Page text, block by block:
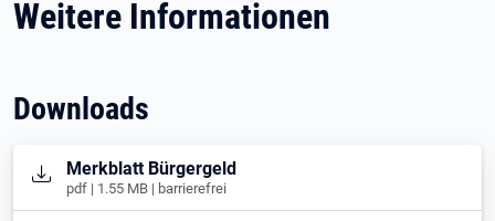
Weitere Informationen
Downloads
Öffnet in neuem Tab
Merkblatt Bürgergeld
pdf | 1.55 MB | barrierefrei